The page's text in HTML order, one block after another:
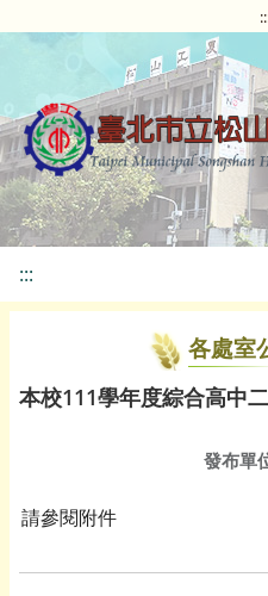
:::
各處室
本校111學年度綜合高中
發布單
請參閱附件